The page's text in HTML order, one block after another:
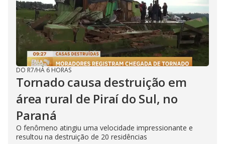
DO R7/HÁ 6 HORAS
Tornado causa destruição em
área rural de Piraí do Sul, no
Paraná
O fenômeno atingiu uma velocidade impressionante e
resultou na destruição de 20 residências